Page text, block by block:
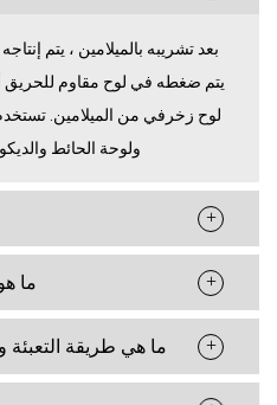
بعد تشريبه بالميلامين ، يتم
يتم ضغطه في لوح مقاوم للحريق
لوح زخرفي من الميلامين.
ولوحة الحائط
+
3.ما +
4.ما هي طريقة +